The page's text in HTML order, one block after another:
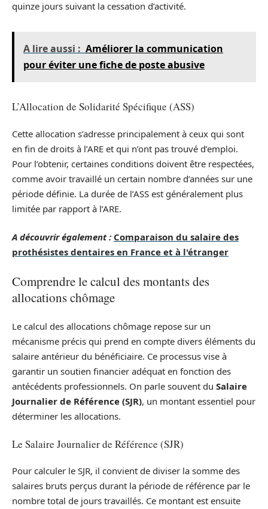
quinze jours suivant la cessation d’activité.
A lire aussi : Améliorer la communication
pour éviter une fiche de poste abusive
L’Allocation de Solidarité Spécifique (ASS)
Cette allocation s’adresse principalement à ceux qui sont
en fin de droits à l’ARE et qui n’ont pas trouvé d’emploi.
Pour l’obtenir, certaines conditions doivent être respectées,
comme avoir travaillé un certain nombre d’années sur une
période définie. La durée de l’ASS est généralement plus
limitée par rapport à l’ARE.
A découvrir également : Comparaison du salaire des
prothésistes dentaires en France et à l'étranger
Comprendre le calcul des montants des
allocations chômage
Le calcul des allocations chômage repose sur un
mécanisme précis qui prend en compte divers éléments du
salaire antérieur du bénéficiaire. Ce processus vise à
garantir un soutien financier adéquat en fonction des
antécédents professionnels. On parle souvent du Salaire
Journalier de Référence (SJR), un montant essentiel pour
déterminer les allocations.
Le Salaire Journalier de Référence (SJR)
Pour calculer le SJR, il convient de diviser la somme des
salaires bruts perçus durant la période de référence par le
nombre total de jours travaillés. Ce montant est ensuite